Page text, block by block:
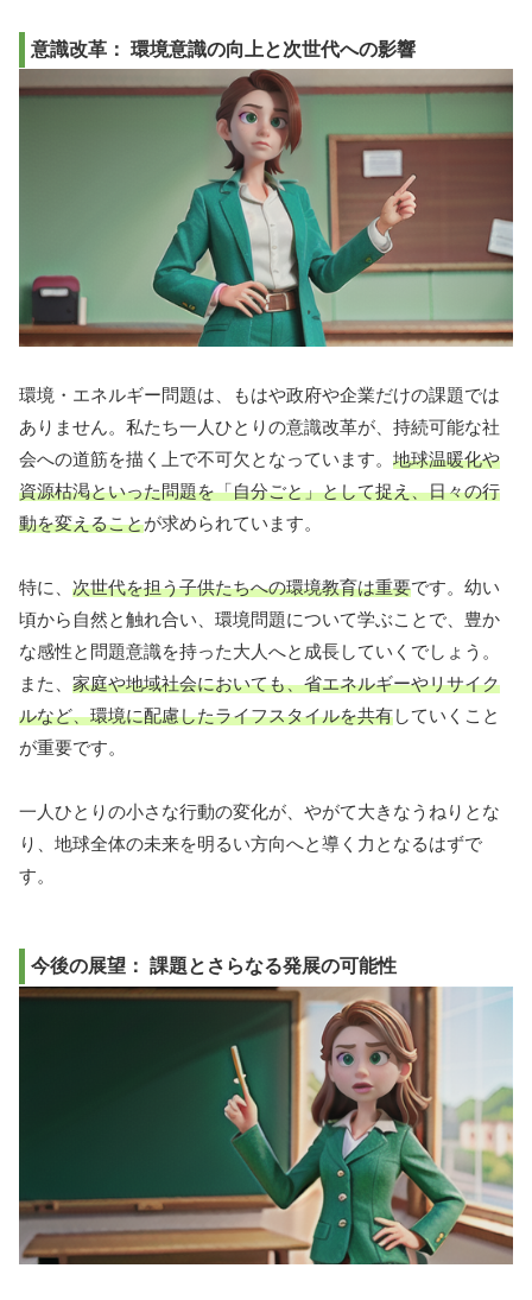
意識改革： 環境意識の向上と次世代への影響
環境・エネルギー問題は、もはや政府や企業だけの課題では
ありません。私たち一人ひとりの意識改革が、持続可能な社
会への道筋を描く上で不可欠となっています。 地球温暖化や
資源枯渇といった問題を「自分ごと」として捉え、日々の行
動を変えることが求められています。
特に、 次世代を担う子供たちへの環境教育は重要です。幼い
頃から自然と触れ合い、環境問題について学ぶことで、豊か
な感性と問題意識を持った大人へと成長していくでしょう。
また、 家庭や地域社会においても、省エネルギーやリサイク
ルなど、環境に配慮したライフスタイルを共有していくこと
が重要です。
一人ひとりの小さな行動の変化が、やがて大きなうねりとな
り、地球全体の未来を明るい方向へと導く力となるはずで
す。
今後の展望： 課題とさらなる発展の可能性